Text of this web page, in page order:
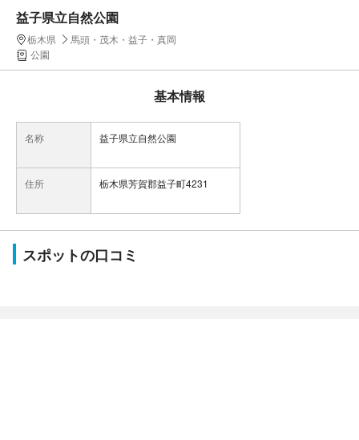
益子県立自然公園
栃木県
馬頭・茂木・益子・真岡
公園
基本情報
名称 益子県立自然公園
住所 栃木県芳賀郡益子町4231
スポットの口コミ